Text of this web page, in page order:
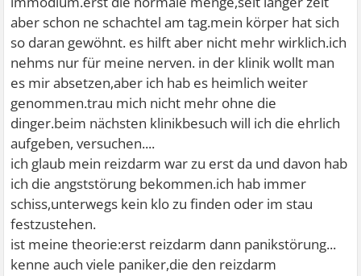
aber schon ne schachtel am tag.mein körper hat sich
so daran gewöhnt. es hilft aber nicht mehr wirklich.ich
nehms nur für meine nerven. in der klinik wollt man
es mir absetzen,aber ich hab es heimlich weiter
genommen.trau mich nicht mehr ohne die
dinger.beim nächsten klinikbesuch will ich die ehrlich
aufgeben, versuchen....
ich glaub mein reizdarm war zu erst da und davon hab
ich die angststörung bekommen.ich hab immer
schiss,unterwegs kein klo zu finden oder im stau
festzustehen.
ist meine theorie:erst reizdarm dann panikstörung...
kenne auch viele paniker,die den reizdarm